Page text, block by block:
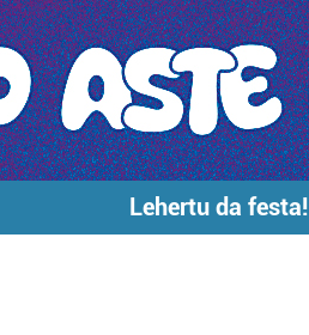
Lehertu da festa!